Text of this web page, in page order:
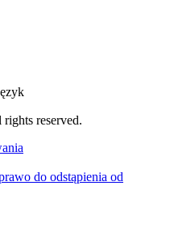
reserved.
do odstąpienia od